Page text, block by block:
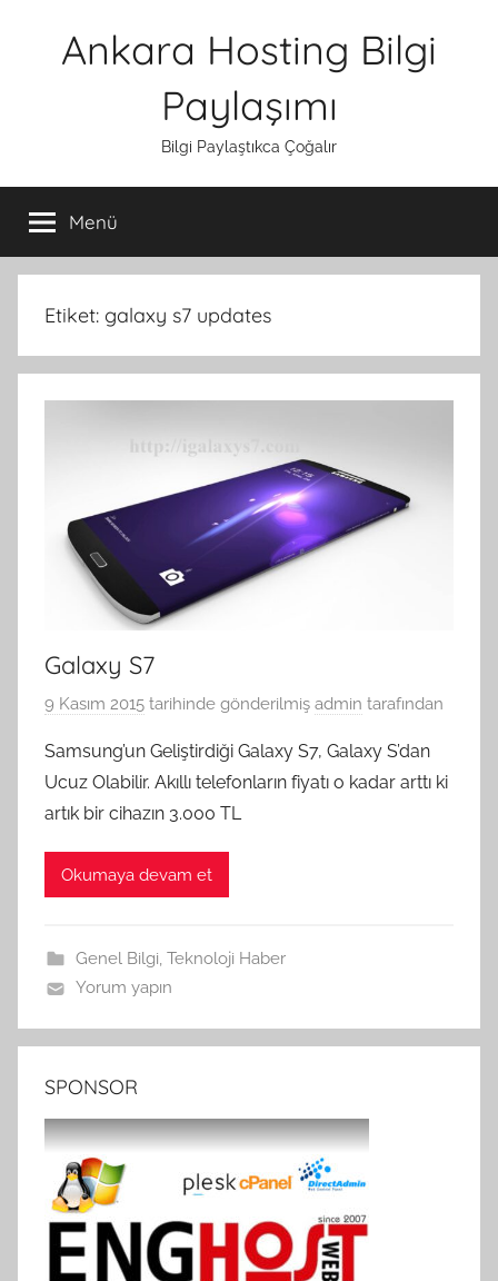
Ankara Hosting Bilgi
Paylaşımı
Bilgi Paylaştıkca Çoğalır
Menü
Etiket: galaxy s7 updates
Galaxy S7
9 Kasım 2015 tarihinde gönderilmiş admin tarafından
Samsung’un Geliştirdiği Galaxy S7, Galaxy S’dan
Ucuz Olabilir. Akıllı telefonların fiyatı o kadar arttı ki
artık bir cihazın 3.000 TL
Okumaya devam et
Genel Bilgi, Teknoloji Haber
Yorum yapın
SPONSOR